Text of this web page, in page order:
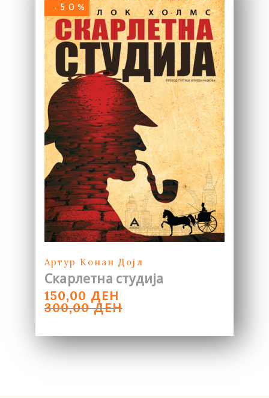
-50%
Артур Конан Дојл
Скарлетна студија
300,00ДЕН
ORIGINAL
PRICE
WAS:
150,00 ДЕН
CURRENT
PRICE
IS: